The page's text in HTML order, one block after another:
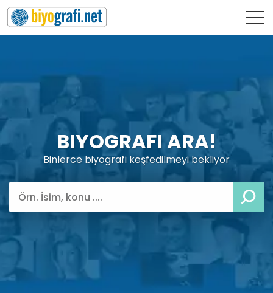
BIYOGRAFI ARA!
Binlerce biyografi keşfedilmeyi bekliyor